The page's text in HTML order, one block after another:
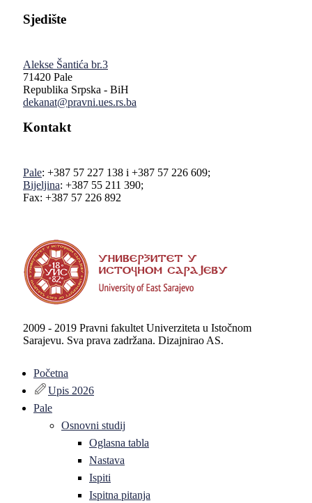
Sjedište
Alekse Šantića br.3
71420 Pale
Republika Srpska - BiH
dekanat@pravni.ues.rs.ba
Kontakt
Pale: +387 57 227 138 i +387 57 226 609;
Bijeljina: +387 55 211 390;
Fax: +387 57 226 892
2009 - 2019 Pravni fakultet Univerziteta u Istočnom
Sarajevu. Sva prava zadržana. Dizajnirao AS.
Početna
Upis 2026
Pale
Osnovni studij
Oglasna tabla
Nastava
Ispiti
Ispitna pitanja